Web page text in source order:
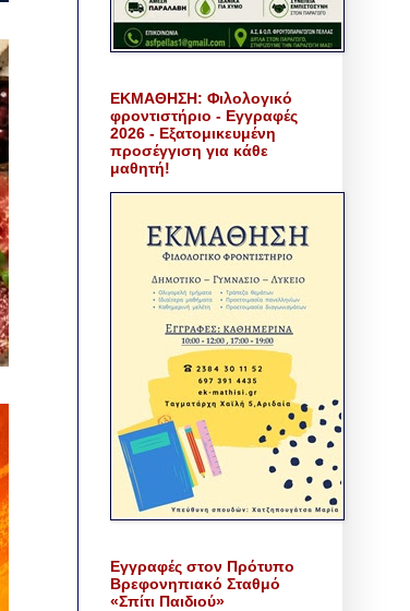
ΕΚΜΑΘΗΣΗ: Φιλολογικό
φροντιστήριο - Εγγραφές
2026 - Εξατομικευμένη
προσέγγιση για κάθε
μαθητή!
Εγγραφές στον Πρότυπο
Βρεφονηπιακό Σταθμό
«Σπίτι Παιδιού»